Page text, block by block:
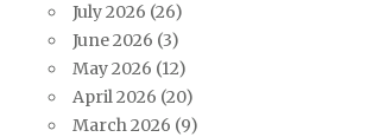
July 2026 (26)
June 2026 (3)
May 2026 (12)
April 2026 (20)
March 2026 (9)